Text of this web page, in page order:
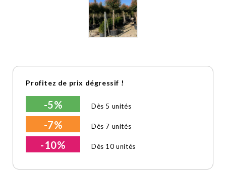
Profitez de prix dégressif !
-5% Dès 5 unités
-7% Dès 7 unités
-10% Dès 10 unités